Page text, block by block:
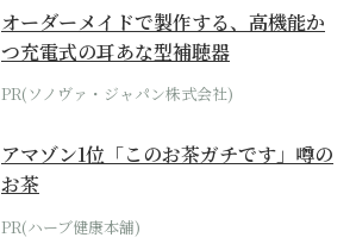
オーダーメイドで製作する、高機能か
つ充電式の耳あな型補聴器
PR(ソノヴァ・ジャパン株式会社)
アマゾン1位「このお茶ガチです」噂の
お茶
PR(ハーブ健康本舗)